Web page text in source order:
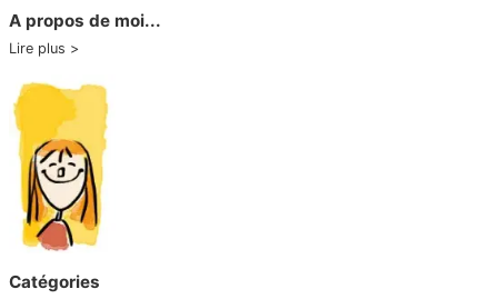
A propos de moi...
Lire plus
Catégories